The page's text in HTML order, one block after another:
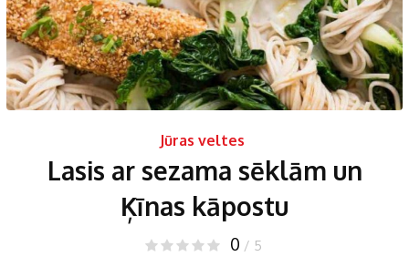
Jūras veltes
Lasis ar sezama sēklām un
Ķīnas kāpostu
0 / 5